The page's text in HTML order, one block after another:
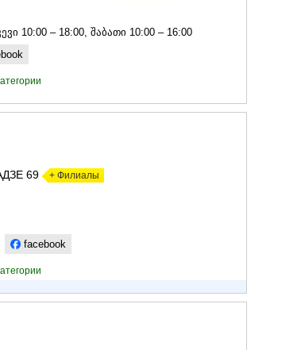
10:00 – 18:00, შაბათი 10:00 – 16:00
69 + Филиалы
facebook